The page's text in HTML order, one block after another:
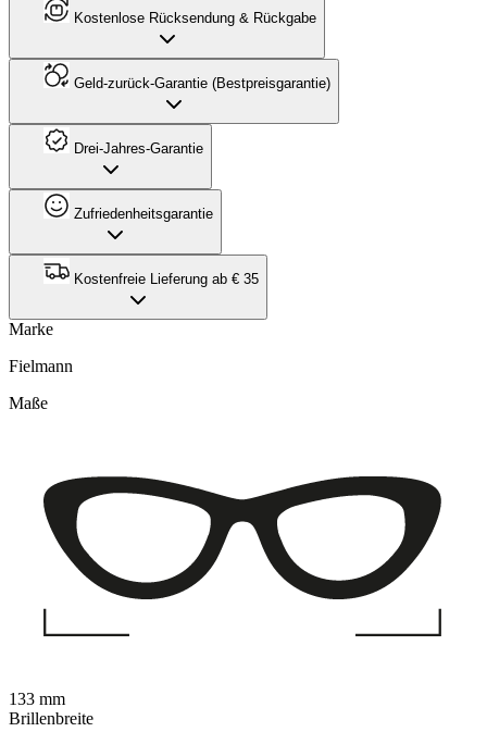
Kostenlose Rücksendung & Rückgabe
Geld-zurück-Garantie (Bestpreisgarantie)
Drei-Jahres-Garantie
Zufriedenheitsgarantie
Kostenfreie Lieferung ab € 35
Marke
Fielmann
Maße
133 mm
Brillenbreite